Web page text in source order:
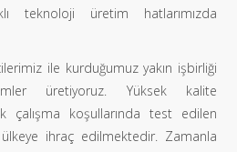
teknoloji üretim hatlarımızda
ile kurduğumuz yakın işbirliği
üretiyoruz. Yüksek kalite
çalışma koşullarında test edilen
ihraç edilmektedir. Zamanla